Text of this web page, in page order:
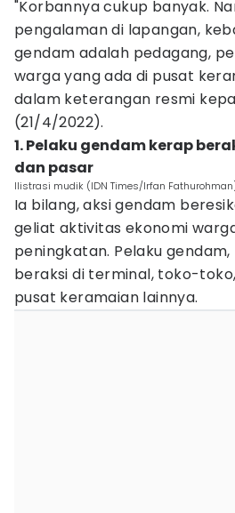
"Korbannya cukup banyak.
pengalaman di lapangan,
gendam adalah pedagang,
warga yang ada di pusat
dalam keterangan resmi
(21/4/2022).
1. Pelaku gendam kerap
dan pasar
Ilistrasi mudik (IDN Times/Irfan
Ia bilang, aksi gendam
geliat aktivitas ekonomi
peningkatan. Pelaku
beraksi di terminal, toko-
pusat keramaian lainnya.